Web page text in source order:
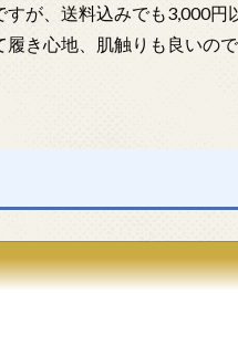
が、送料込みでも3,000
き心地、肌触りも良いので